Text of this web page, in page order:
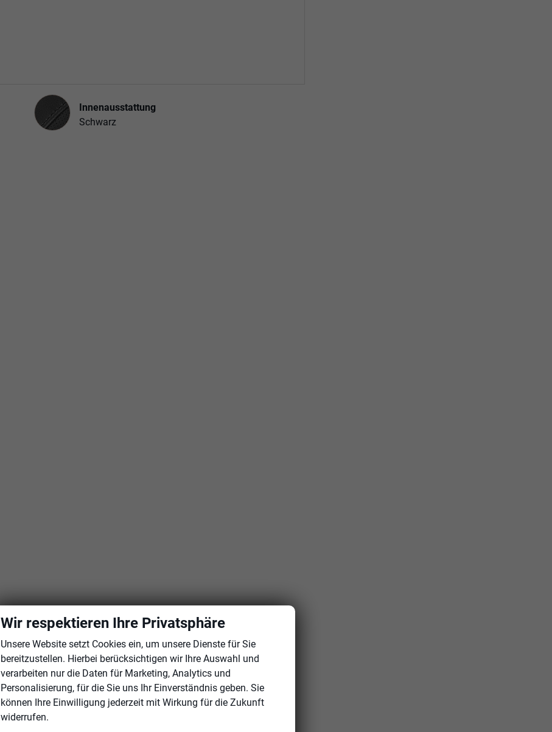
Innenausstattung
Innenausstattung
Schwarz
Wir respektieren Ihre Privatsphäre
Unsere Website setzt Cookies ein, um unsere Dienste für Sie
bereitzustellen. Hierbei berücksichtigen wir Ihre Auswahl und
verarbeiten nur die Daten für Marketing, Analytics und
Personalisierung, für die Sie uns Ihr Einverständnis geben. Sie
können Ihre Einwilligung jederzeit mit Wirkung für die Zukunft
widerrufen.